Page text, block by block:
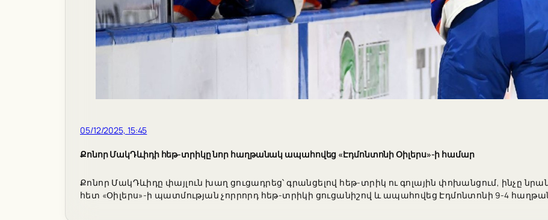
05/12/2025, 15:45
Քոնոր ՄակԴևիդի հեթ-տրիկը նոր հաղթանակ ապահովեց «Էդմոնտոնի Օիլերս»-ի համար
Քոնոր ՄակԴևիդը փայլուն խաղ ցուցադրեց՝ գրանցելով հեթ-տրիկ ու գոլային փոխանցում, ինչը
հետ «Օիլերս»-ի պատմության չորրորդ հեթ-տրիկի ցուցանիշով և ապահովեց Էդմոնտոնի 9-4